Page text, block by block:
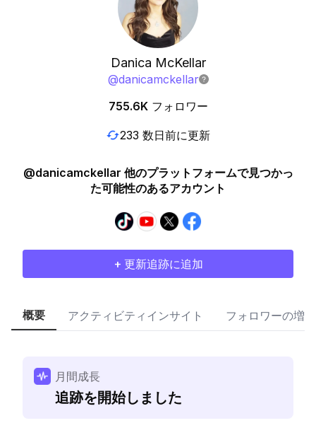
Danica McKellar
@danicamckellar
755.6K フォロワー
233 数日前に更新
@danicamckellar 他のプラットフォームで見つかっ
た可能性のあるアカウント
+ 更新追跡に追加
概要 アクティビティインサイト フォロワーの増加
月間成長
追跡を開始しました